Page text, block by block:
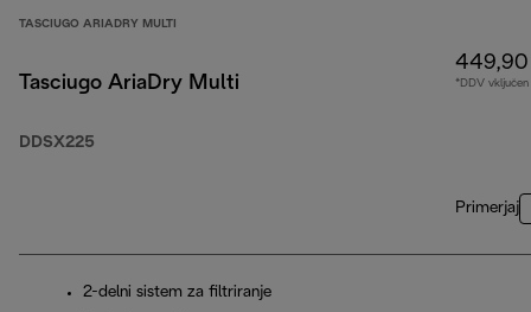
TASCIUGO ARIADRY MULTI
Tasciugo AriaDry Multi
DDSX225
*DDV vključen
Primerjaj
2-delni sistem za filtriranje